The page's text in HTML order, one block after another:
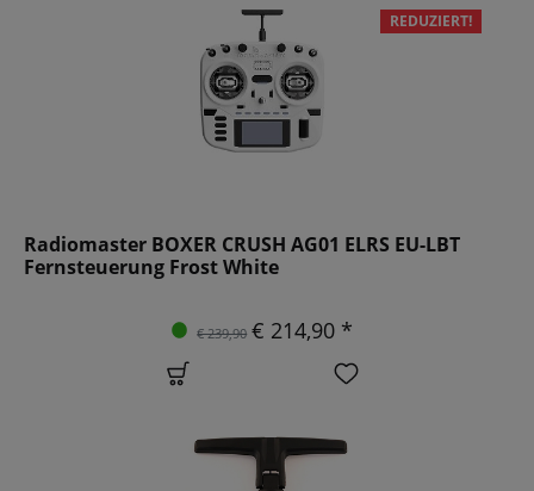
REDUZIERT!
Radiomaster BOXER CRUSH AG01 ELRS EU-LBT
Fernsteuerung Frost White
€ 239,90 € 214,90 *